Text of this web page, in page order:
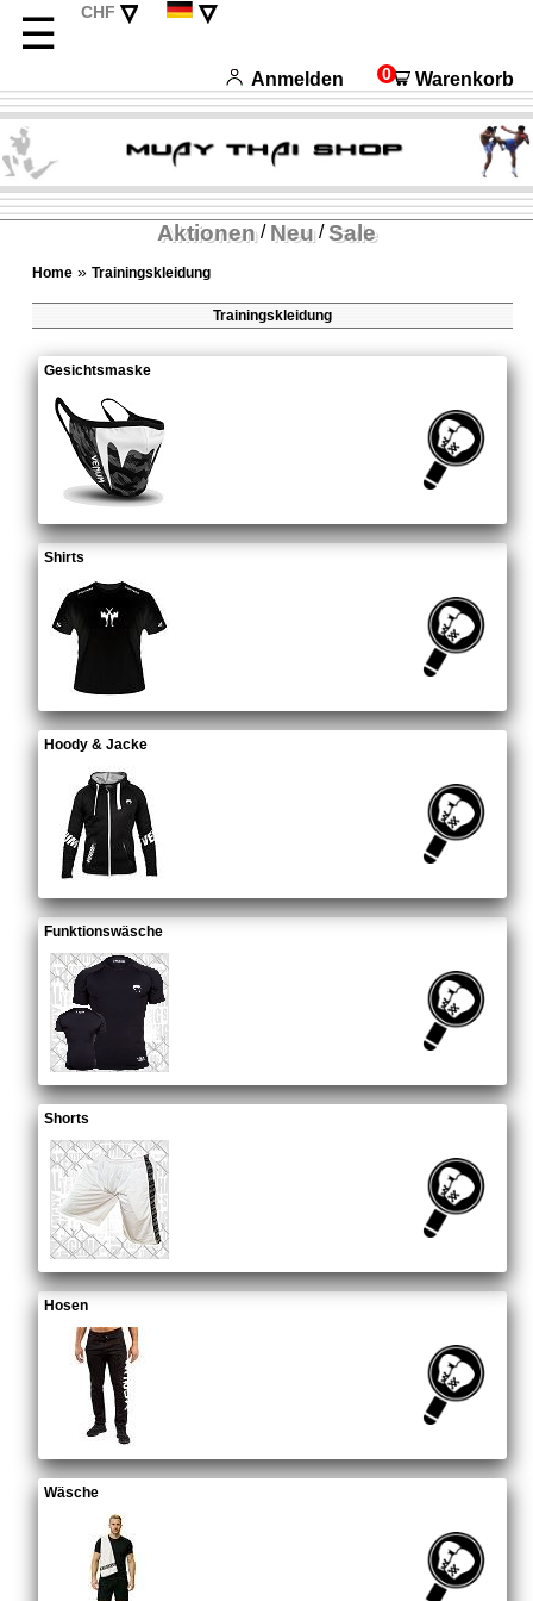
☰ CHF ▿ ▿
Italiano
Español
Anmelden 0 Warenkorb
Aktionen/ Neu/ Sale
Home »Trainingskleidung
Trainingskleidung
Gesichtsmaske
Shirts
Hoody & Jacke
Funktionswäsche
Shorts
Hosen
Wäsche